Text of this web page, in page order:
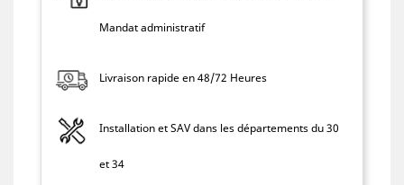
Mandat administratif
Livraison rapide en 48/72 Heures
Installation et SAV dans les départements du 30
et 34